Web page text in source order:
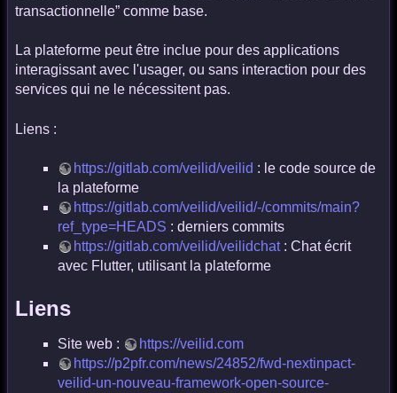
transactionnelle” comme base.
La plateforme peut être inclue pour des applications
interagissant avec l'usager, ou sans interaction pour des
services qui ne le nécessitent pas.
Liens :
https://gitlab.com/veilid/veilid : le code source de
la plateforme
https://gitlab.com/veilid/veilid/-/commits/main?
ref_type=HEADS : derniers commits
https://gitlab.com/veilid/veilidchat: Chat écrit
avec Flutter, utilisant la plateforme
Liens
Site web :
https://veilid.com
https://p2pfr.com/news/24852/fwd-nextinpact-
veilid-un-nouveau-framework-open-source-